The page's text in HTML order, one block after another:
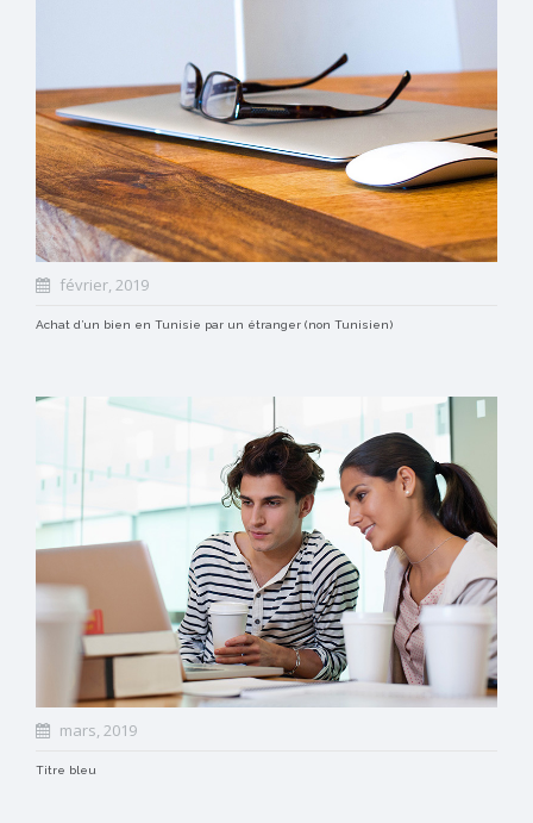
février, 2019
Achat d’un bien en Tunisie par un étranger (non Tunisien)
mars, 2019
Titre bleu